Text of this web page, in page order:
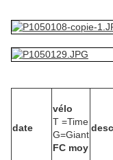
date
vélo
T =Time
G=Giant
FC moy